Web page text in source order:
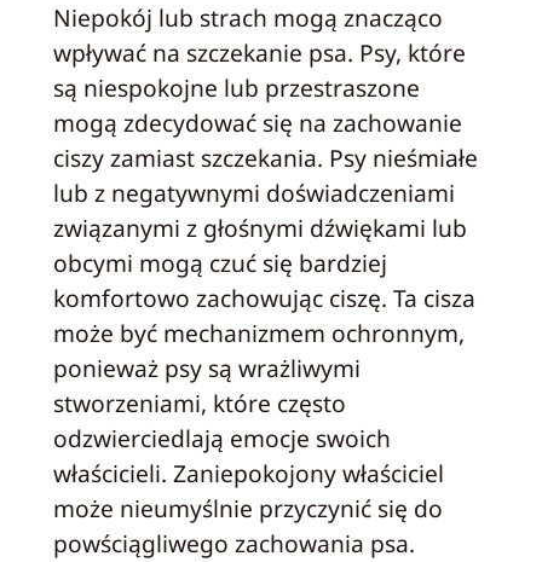
Niepokój lub strach mogą znacząco
wpływać na szczekanie psa. Psy, które
są niespokojne lub przestraszone
mogą zdecydować się na zachowanie
ciszy zamiast szczekania. Psy nieśmiałe
lub z negatywnymi doświadczeniami
związanymi z głośnymi dźwiękami lub
obcymi mogą czuć się bardziej
komfortowo zachowując ciszę. Ta cisza
może być mechanizmem ochronnym,
ponieważ psy są wrażliwymi
stworzeniami, które często
odzwierciedlają emocje swoich
właścicieli. Zaniepokojony właściciel
może nieumyślnie przyczynić się do
powściągliwego zachowania psa.